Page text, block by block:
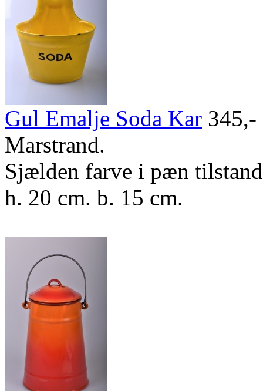
Gul Emalje Soda Kar 345,-
Marstrand.
Sjælden farve i pæn
h. 20 cm. b. 15 cm.